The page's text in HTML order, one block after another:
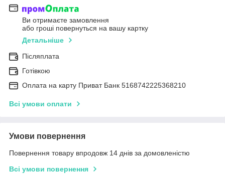
Ви отримаєте замовлення
або гроші повернуться на вашу картку
Детальніше
Післяплата
Готівкою
Оплата на карту Приват Банк 5168742225368210
Всі умови оплати
Умови повернення
Повернення товару впродовж 14 днів за домовленістю
Всі умови повернення